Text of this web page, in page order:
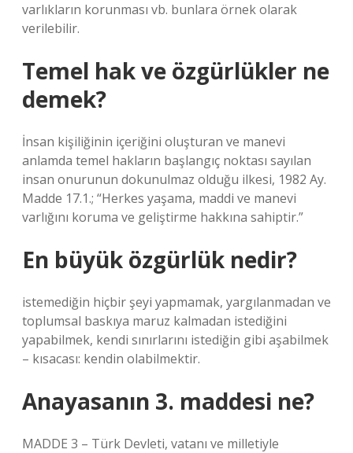
varlıkların korunması vb. bunlara örnek olarak
verilebilir.
Temel hak ve özgürlükler ne
demek?
İnsan kişiliğinin içeriğini oluşturan ve manevi
anlamda temel hakların başlangıç ​​noktası sayılan
insan onurunun dokunulmaz olduğu ilkesi, 1982 Ay.
Madde 17.1.; “Herkes yaşama, maddi ve manevi
varlığını koruma ve geliştirme hakkına sahiptir.”
En büyük özgürlük nedir?
istemediğin hiçbir şeyi yapmamak, yargılanmadan ve
toplumsal baskıya maruz kalmadan istediğini
yapabilmek, kendi sınırlarını istediğin gibi aşabilmek
– kısacası: kendin olabilmektir.
Anayasanın 3. maddesi ne?
MADDE 3 – Türk Devleti, vatanı ve milletiyle